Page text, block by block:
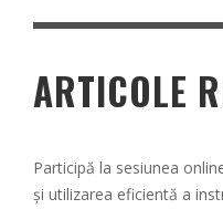
ARTICOLE
Participă la sesiunea
și utilizarea eficientă a